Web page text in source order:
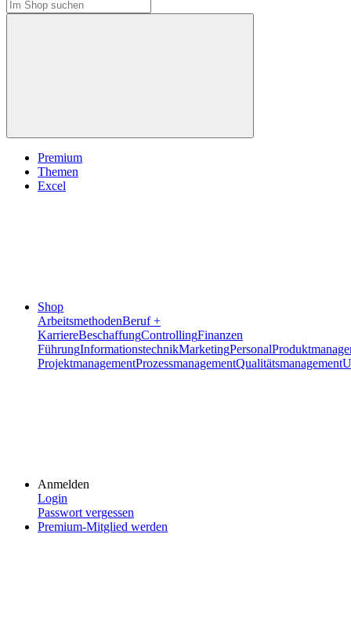
Premium
Themen
Excel
Shop
ArbeitsmethodenBeruf +
KarriereBeschaffungControllingFinanzen
FührungInformationstechnikMarketingPersonal
ProjektmanagementProzessmanagementQualitätsmanagement
Anmelden
Login
Passwort vergessen
Premium-Mitglied werden